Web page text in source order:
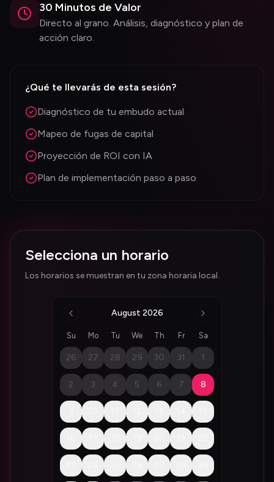
30 Minutos de Valor
Directo al grano. Análisis, diagnóstico y plan de
acción claro.
¿Qué te llevarás de esta sesión?
Diagnóstico de tu embudo actual
Mapeo de fugas de capital
Proyección de ROI con IA
Plan de implementación paso a paso
Selecciona un horario
Los horarios se muestran en tu zona horaria local.
August 2026
Su Mo Tu We Th Fr Sa
26 27 28 29 30 31 1
2 3 4 5 6 7 8